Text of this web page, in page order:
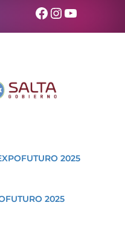
Facebook
Instagram
YouTube
2025
2025